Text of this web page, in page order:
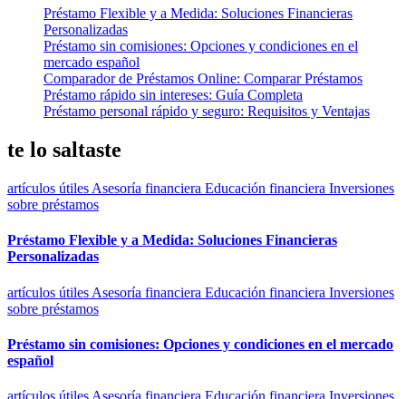
Préstamo Flexible y a Medida: Soluciones Financieras
Personalizadas
Préstamo sin comisiones: Opciones y condiciones en el
mercado español
Comparador de Préstamos Online: Comparar Préstamos
Préstamo rápido sin intereses: Guía Completa
Préstamo personal rápido y seguro: Requisitos y Ventajas
te lo saltaste
artículos útiles Asesoría financiera Educación financiera Inversiones
sobre préstamos
Préstamo Flexible y a Medida: Soluciones Financieras
Personalizadas
artículos útiles Asesoría financiera Educación financiera Inversiones
sobre préstamos
Préstamo sin comisiones: Opciones y condiciones en el mercado
español
artículos útiles Asesoría financiera Educación financiera Inversiones